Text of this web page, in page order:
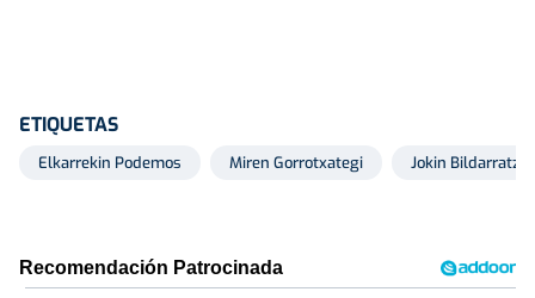
ETIQUETAS
Elkarrekin Podemos Miren Gorrotxategi Jokin Bildarratz